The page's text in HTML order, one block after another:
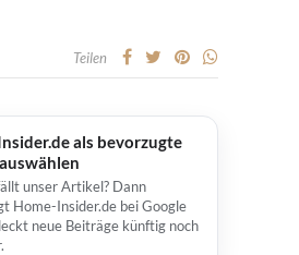
Teilen
als bevorzugte
unser Artikel? Dann
Home-Insider.de bei Google
neue Beiträge künftig noch